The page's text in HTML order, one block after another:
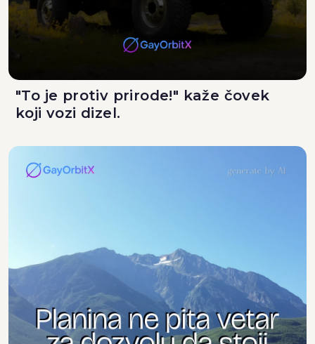
"To je protiv prirode!" kaže čovek
koji vozi dizel.